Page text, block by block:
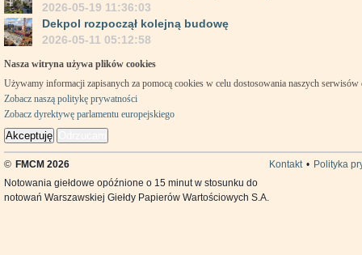
2026-05-19 11:36:03
Dekpol rozpoczął kolejną budowę
2026-05-11 05:12:58
Nasza witryna używa plików cookies
Używamy informacji zapisanych za pomocą cookies w celu dostosowania naszych
Zobacz naszą politykę prywatności
Zobacz dyrektywę parlamentu europejskiego
Akceptuję
© FMCM 2026 Kontakt • Polityka
Notowania giełdowe opóźnione o 15 minut w stosunku do
notowań Warszawskiej Giełdy Papierów Wartościowych S.A.